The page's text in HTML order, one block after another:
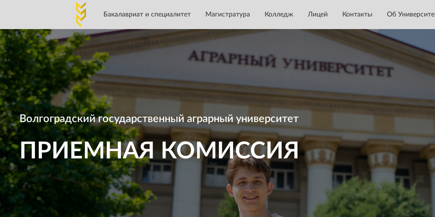
Бакалавриат и специалитет Магистратура Колледж Лицей Контакты Об
Приемная комиссия
Волгоградский государственный аграрный университет
ПРИЕМНАЯ КОМИССИЯ